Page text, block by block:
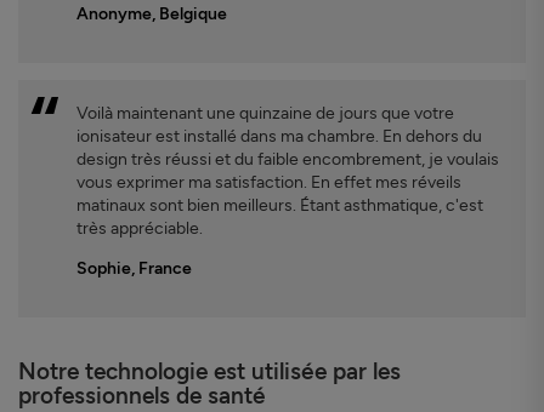
Anonyme, Belgique
Voilà maintenant une quinzaine de jours que votre
ionisateur est installé dans ma chambre. En dehors du
design très réussi et du faible encombrement, je voulais
vous exprimer ma satisfaction. En effet mes réveils
matinaux sont bien meilleurs. Étant asthmatique, c'est
très appréciable.
Sophie, France
Notre technologie est utilisée par les
professionnels de santé